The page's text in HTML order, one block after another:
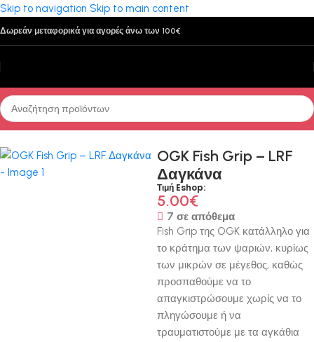
Skip to navigation Skip to main content
Δωρεάν μεταφορικά για αγορές άνω των 100€
Αρχική σελίδα/Παρελκόμενα/Πενσάκια - Ψαλιδάκια - Μαχαίρια
OGK Fish Grip – LRF
Δαγκάνα
Τιμή Eshop:
5.00€
7 σε απόθεμα
Fish Grip της OGK κατάλληλο για
το κράτημα των ψαριών, κυρίως
των μικρών σε μέγεθος, καθώς
προσπαθούμε να το
απαγκιστρώσουμε χωρίς να το
πληγώσουμε ή να
τραυματιστούμε με τα αγκάθια